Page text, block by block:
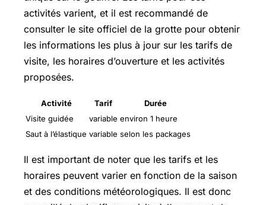
activités varient, et il est recommandé de
consulter le site officiel de la grotte pour obtenir
les informations les plus à jour sur les tarifs de
visite, les horaires d’ouverture et les activités
proposées.
Activité Tarif
Durée
Visite guidée
variable environ 1 heure
Saut à l’élastique variable selon les packages
Il est important de noter que les tarifs et les
horaires peuvent varier en fonction de la saison
et des conditions météorologiques. Il est donc